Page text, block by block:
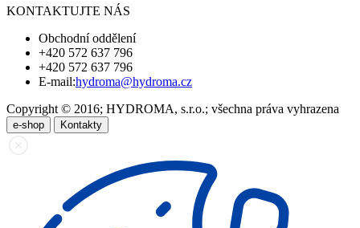
KONTAKTUJTE NÁS
Obchodní oddělení
+420 572 637 796
+420 572 637 796
E-mail:hydroma@hydroma.cz
Copyright © 2016; HYDROMA, s.r.o.; všechna práva vyhrazena
e-shop Kontakty